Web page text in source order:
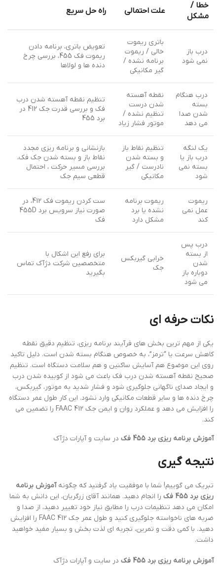
خطا /
مشکل
علت احتمالی راه حل سریع
درب باز
نمی شود
باتری ریموت
خالی / ریموت
برنامه نشده /
گیر مکانیکی
تعویض باتری، برنامه دادن
ریموت فک 455، بررسی چرخ
دنده ها و لولاها
درب هنگام
بسته
شدن صدا
می دهد
نقطه آهسته
شدن درست
تنظیم نشده /
موتور فشار زیاد
تنظیم نقطه آهسته شدن درب
فک و بررسی قدرت جک 412 در
برد 455
یک لنگه
درب باز یا
بسته نمی
شود
تنظیم نقاط باز
و بسته شدن
نادرست / گیر
مکانیکی
بازنشانی و برنامه ریزی مجدد
نقاط باز و بسته شدن جک فک،
بررسی مسیر حرکت ، احتمال
قطعی سیم جک
ریموت
عمل نمی
کند
ریموت برنامه
نشده یا برد
مشکل دارد
ست کردن ریموت فک 412، در
صورت نیاز سرویس برد 455D
فک
درب پس
از بسته
شدن
دوباره باز
می شود
خرابی گیربکس
جک
برای رفع این اشکال با
متخصصین شرکت دژآک تماس
بگیرید
نکات حرفه ای
یکی از مهم ترین بخش های فرآیند برنامه ریزی، تنظیم دقیق نقطه
کاهش سرعت یا “ترمز”، به خصوص هنگام بسته شدن است. دلیل تاکید
روی این موضوع هم آسایش ساکنین و هم سلامت دستگاه است. تنظیم
صحیح نقطه آهسته شدن درب فک باعث می شود از کوبیده شدن درب
و ایجاد صدای ناگهانی جلوگیری شود و فشار شدید به موتور، گیربکس،
چرخ دنده ها و سایر قطعات مکانیکی وارد نشود. این کار طول عمر دستگاه
را افزایش می دهد و عملکرد روان و ایمن جک FAAC 412 را تضمین می
کند.
آموزش برنامه ریزی برد 455 فک
در سایت و آپارات دژآک
نتیجه گیری
تبریک می گوییم! شما با موفقیت یاد گرفتید که چگونهآموزش برنامه
ریزی برد 455 فک
را انجام دهید. همانند آقای زرگریان، این دانش به شما
امکان می دهد تنظیمات درب را مطابق نیاز خود تغییر دهید، از صدا و
ضربه های ناخواسته جلوگیری کنید و طول عمر جک FAAC 412 را افزایش
دهید. با کمی دقت و تمرین، تجربه ای لذت بخش و بسیار مفید خواهید
داشت.
آموزش برنامه ریزی برد 455 فک در سایت و آپارات دژآک